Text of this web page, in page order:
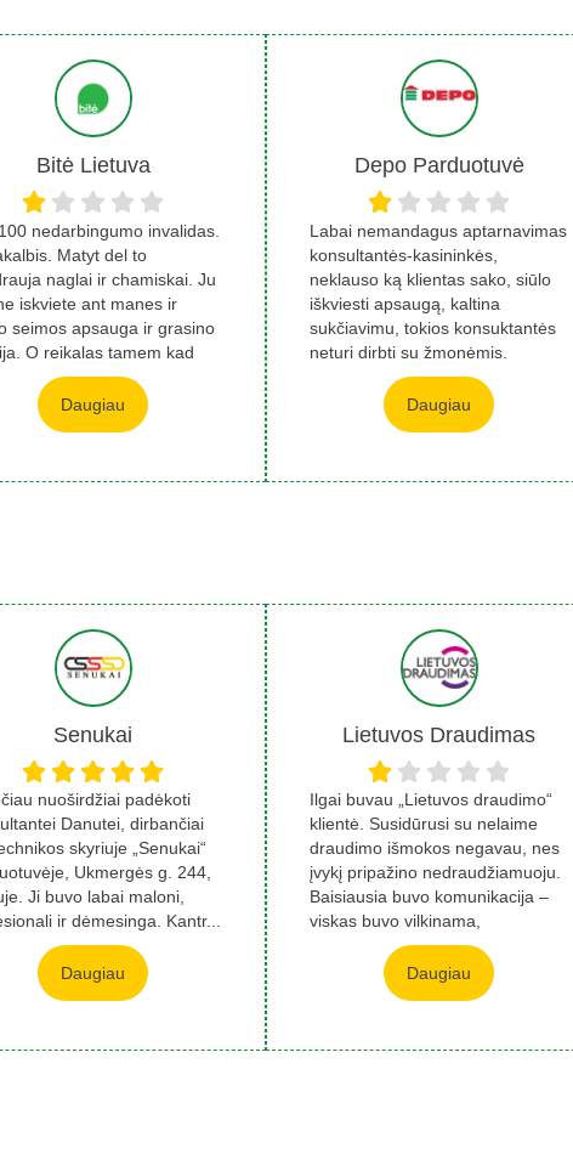
Bitė Lietuva
nedarbingumo invalidas.
Matyt del to
naglai ir chamiskai. Ju
iskviete ant manes ir
seimos apsauga ir grasino
O reikalas tamem kad
Daugiau
Depo Parduotuvė
Labai nemandagus aptarnavimas
konsultantės-kasininkės,
neklauso ką klientas sako, siūlo
iškviesti apsaugą, kaltina
sukčiavimu, tokios konsuktantės
neturi dirbti su žmonėmis.
Daugiau
Senukai
nuoširdžiai padėkoti
Danutei, dirbančiai
skyriuje „Senukai“
Ukmergės g. 244,
Ji buvo labai maloni,
ir dėmesinga. Kantr...
Daugiau
Lietuvos Draudimas
Ilgai buvau „Lietuvos draudimo“
klientė. Susidūrusi su nelaime
draudimo išmokos negavau, nes
įvykį pripažino nedraudžiamuoju.
Baisiausia buvo komunikacija –
viskas buvo vilkinama,
konkrečių...
Daugiau